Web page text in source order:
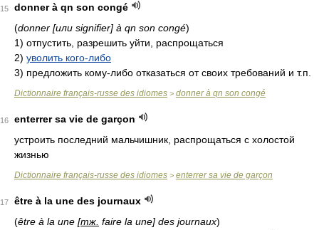
15
donner à qn son congé
(donner [или signifier] à qn son congé)
1) отпустить, разрешить уйти, распрощаться
2) уволить кого-либо
3) предложить кому-либо отказаться от своих требований и т.п.
Dictionnaire français-russe des idiomes > donner à qn son congé
16
enterrer sa vie de garçon
устроить последний мальчишник, распрощаться с холостой
жизнью
Dictionnaire français-russe des idiomes > enterrer sa vie de garçon
17
être à la une des journaux
(être à la une [тж. faire la une] des journaux)